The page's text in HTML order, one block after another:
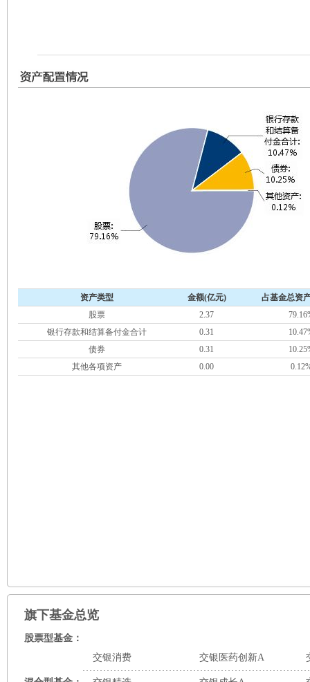
资产类型 金额(亿元)
占基金总资
股票
2.37
银行存款和结算备付金合计
0.31
债券
0.31
其他各项资产
0.00
旗下基金总览
股票型基金：
交银消费
交银医药创新A